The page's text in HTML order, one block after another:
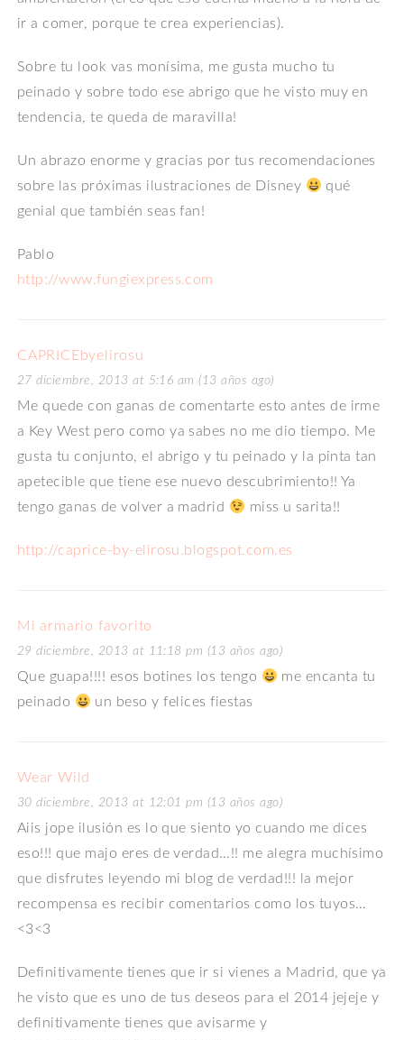
ir a comer, porque te crea experiencias).
Sobre tu look vas monísima, me gusta mucho tu
peinado y sobre todo ese abrigo que he visto muy en
tendencia, te queda de maravilla!
Un abrazo enorme y gracias por tus recomendaciones
sobre las próximas ilustraciones de Disney
qué
genial que también seas fan!
Pablo
http://www.fungiexpress.com
CAPRICEbyelirosu
27 diciembre, 2013 at 5:16 am (13 años ago)
Me quede con ganas de comentarte esto antes de irme
a Key West pero como ya sabes no me dio tiempo. Me
gusta tu conjunto, el abrigo y tu peinado y la pinta tan
apetecible que tiene ese nuevo descubrimiento!! Ya
tengo ganas de volver a madrid
miss u sarita!!
http://caprice-by-elirosu.blogspot.com.es
Mi armario favorito
29 diciembre, 2013 at 11:18 pm (13 años ago)
Que guapa!!!! esos botines los tengo
me encanta tu
peinado
un beso y felices fiestas
Wear Wild
30 diciembre, 2013 at 12:01 pm (13 años ago)
Aiis jope ilusión es lo que siento yo cuando me dices
eso!!! que majo eres de verdad…!! me alegra muchísimo
que disfrutes leyendo mi blog de verdad!!! la mejor
recompensa es recibir comentarios como los tuyos…
<3<3
Definitivamente tienes que ir si vienes a Madrid, que ya
he visto que es uno de tus deseos para el 2014 jejeje y
definitivamente tienes que avisarme y